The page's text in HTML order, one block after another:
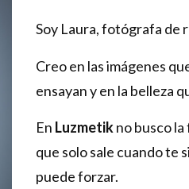
Soy Laura, fotógrafa de
Creo en las imágenes
ensayan y en la belleza
En Luzmetikno busco
que solo sale cuando te
puede forzar.